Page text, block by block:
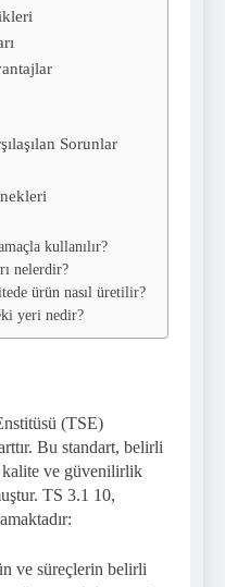
Sorunlar
kullanılır?
nelerdir?
ürün nasıl üretilir?
yeri nedir?
(TSE)
Bu standart, belirli
kalite ve güvenilirlik
TS 3.1 10,
ve süreçlerin belirli